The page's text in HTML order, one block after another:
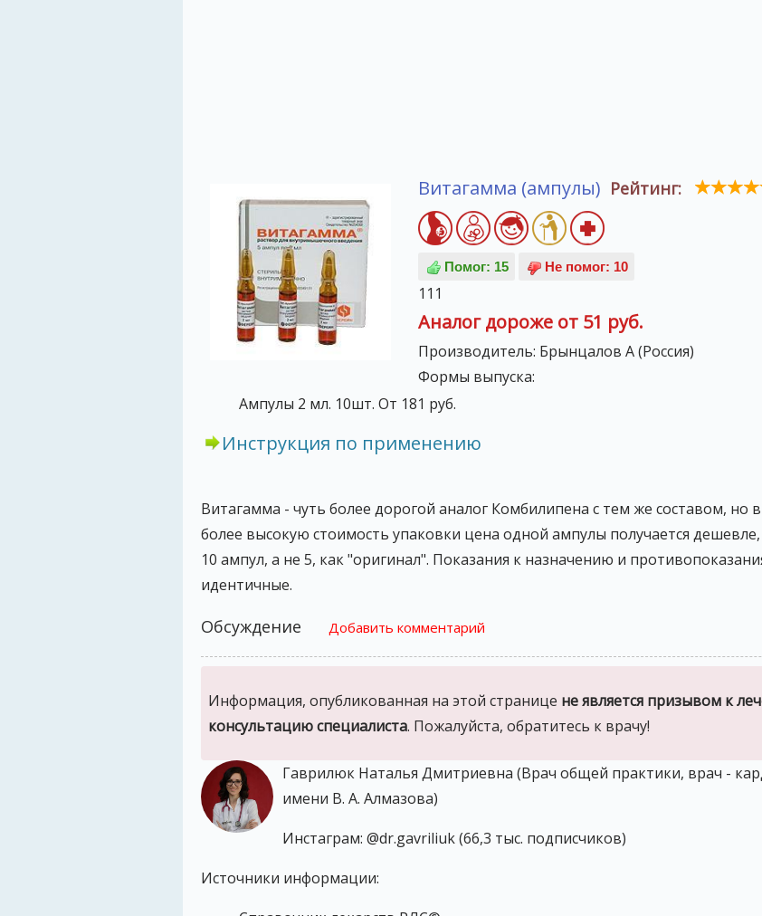
Витагамма (ампулы) Рейтинг:
111
Аналог дороже от 51 руб.
Производитель: Брынцалов А (Россия)
Формы выпуска:
Ампулы 2 мл. 10шт. От 181 руб.
Инструкция по применению
Витагамма - чуть более дорогой аналог Комбилипена с тем же составом, но
более высокую стоимость упаковки цена одной ампулы получается
10 ампул, а не 5, как "оригинал". Показания к назначению и
идентичные.
Обсуждение Добавить комментарий
Информация, опубликованная на этой странице не является призывом к
консультацию специалиста. Пожалуйста, обратитесь к врачу!
Гаврилюк Наталья Дмитриевна (Врач общей практики, врач -
имени В. А. Алмазова)
Инстаграм: @dr.gavriliuk (66,3 тыс. подписчиков)
Источники информации: